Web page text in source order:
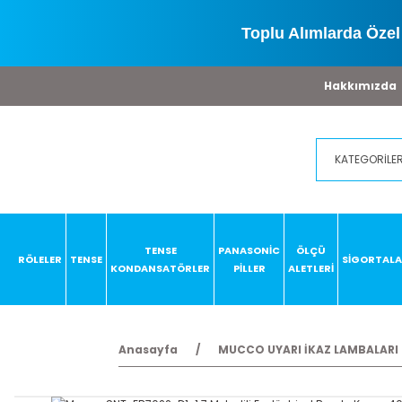
Toplu Alımlarda
Hakkımızda
RÖLELER TENSE
TENSE
KONDANSATÖRLER
PANASONİC
PİLLER
ÖLÇÜ
ALETLERİ
Anasayfa MUCCO UYARI İKAZ LAMBALARI